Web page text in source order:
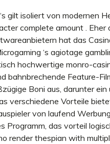
gilt isoliert von modernen
complete amount . Eher
hat das
‘s agiotage
hochwertige monro-
bahnbrechende Feature-
Boni aus, darunter
verschiedene Vorteile
von laufend
Programm, das vorteil
render thespian with